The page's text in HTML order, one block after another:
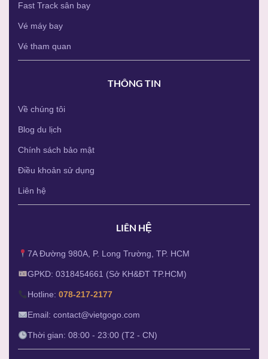
Fast Track sân bay
Vé máy bay
Vé tham quan
THÔNG TIN
Về chúng tôi
Blog du lịch
Chính sách bảo mật
Điều khoản sử dụng
Liên hệ
LIÊN HỆ
7A Đường 980A, P. Long Trường, TP. HCM
GPKD: 0318454661 (Sở KH&ĐT TP.HCM)
Hotline: 078-217-2177
Email: contact@vietgogo.com
Thời gian: 08:00 - 23:00 (T2 - CN)